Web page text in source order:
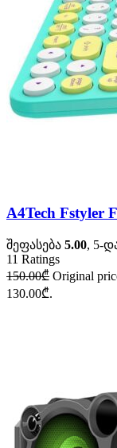
A4Tech Fstyler
შეფასება 5.00, 5-
11 Ratings
150.00₾ Original
130.00₾.